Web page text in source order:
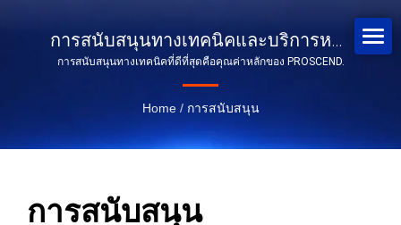
การสนับสนุนทางเทคนิคและบริการหลัง
การขาย
การสนับสนุนทางเทคนิคที่ดีที่สุดคือคุณค่าหลักของ PROSCEND.
Home / การสนับสนุน
การสนับสนุน